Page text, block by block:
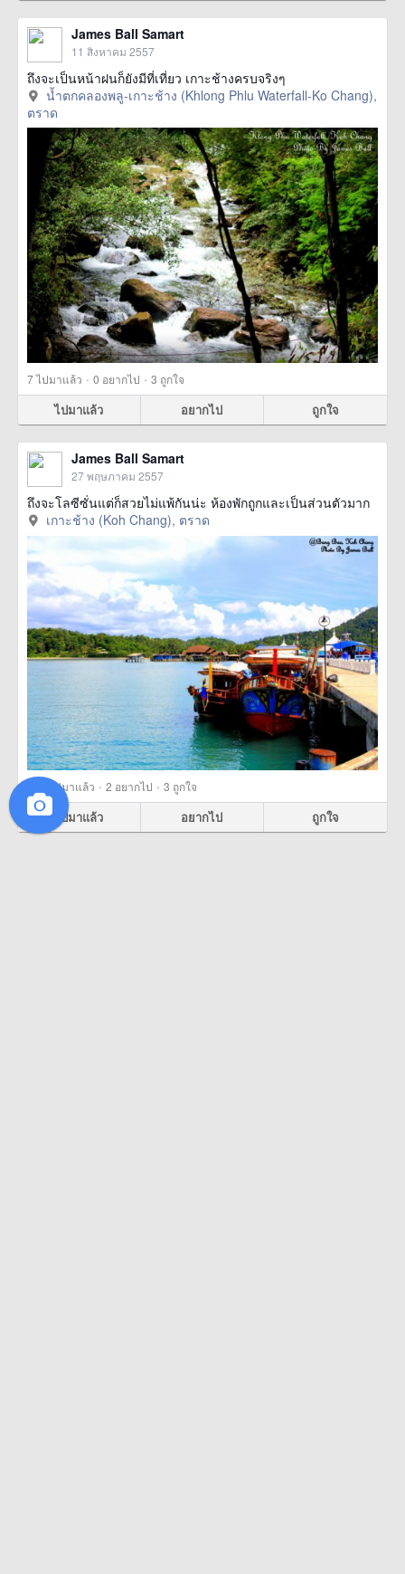
James Ball Samart
11 สิงหาคม 2557
ถึงจะเป็นหน้าฝนก็ยังมีที่เที่ยว เกาะช้างครบจริงๆ
น้ำตกคลองพลู-เกาะช้าง (Khlong Phlu Waterfall-Ko Chang),
ตราด
7ไปมาแล้ว · 0 อยากไป · 3 ถูกใจ
ไปมาแล้ว อยากไป ถูกใจ
James Ball Samart
27 พฤษภาคม 2557
ถึงจะโลซีซั่นแต่ก็สวยไม่แพ้กันน่ะ ห้องพักถูกและเป็นส่วนตัวมาก
เกาะช้าง (Koh Chang), ตราด
ไปมาแล้ว · 2 อยากไป · 3 ถูกใจ
ไปมาแล้ว อยากไป ถูกใจ